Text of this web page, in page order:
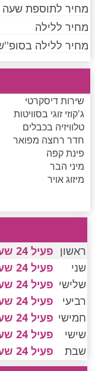
חדרים לפי שעה
חדרים לפי שעה
חדרים לפי שעה ברמת
חדרים לפי שעה
חדרים לפי שעה
מחיר לתוספת שעה
מחיר ללילה
מחיר ללילה
שירות דיסקרטי
ג'קוזי זוגי בסוויטות
טלוויזיה בכבלים
חדר רחצה מפואר
פינת קפה
מיני הבר
מיזוג אויר
ראשון פעיל 24 שעות
שני
פעיל 24 שעות
שלישי פעיל 24 שעות
רביעי
פעיל 24 שעות
חמישי פעיל 24 שעות
שישי
פעיל 24 שעות
שבת
פעיל 24 שעות